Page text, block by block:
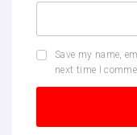
Save my name,
next time I